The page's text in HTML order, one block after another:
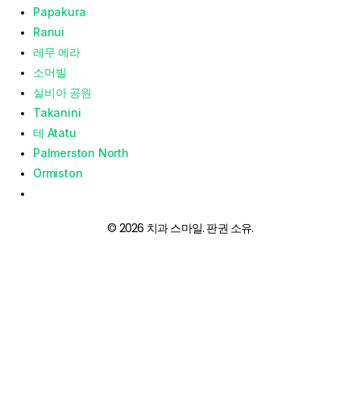
Papakura
Ranui
레무 에라
소머빌
실비아 공원
Takanini
테 Atatu
Palmerston North
Ormiston
© 2026 치과 스마일. 판권 소유.